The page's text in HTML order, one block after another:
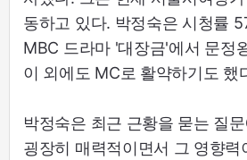
동하고 있다. 박정숙은 시청률
MBC 드라마 '대장금'에서 문정
이 외에도 MC로 활약하기도 했
박정숙은 최근 근황을 묻는 질
굉장히 매력적이면서 그 영향력